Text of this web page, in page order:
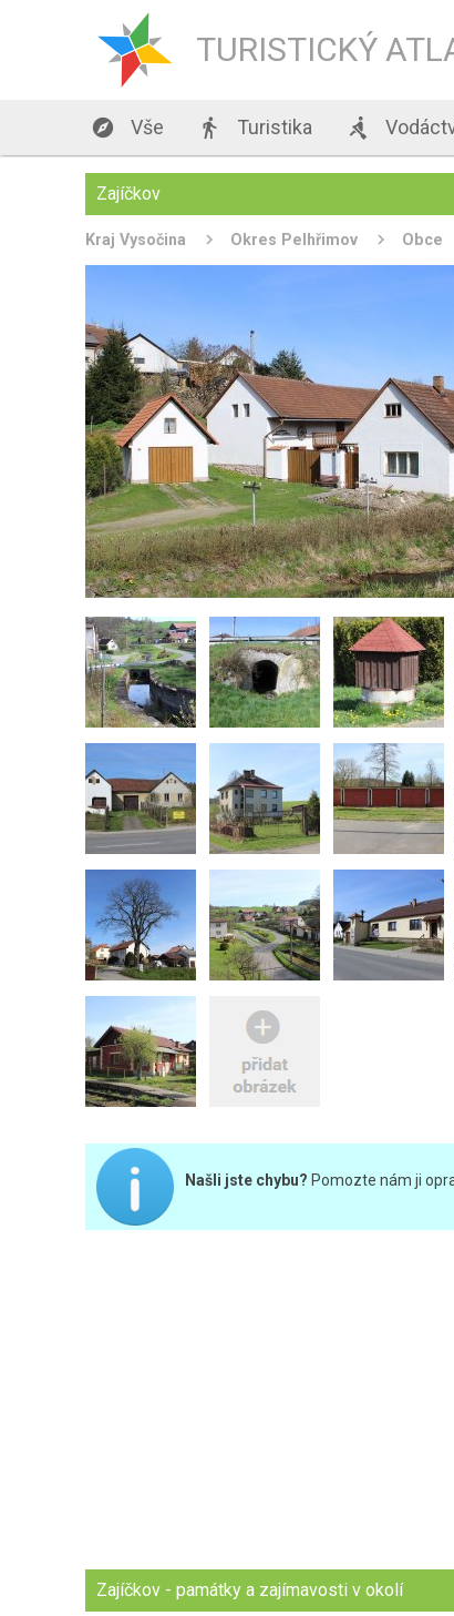
TURISTICKÝ
 Vše  Turistika 
Zajíčkov
Kraj Vysočina Okres Pelhřimov Obce
Našli jste chybu? Pomozte nám ji
Zajíčkov - památky a zajímavosti v okolí